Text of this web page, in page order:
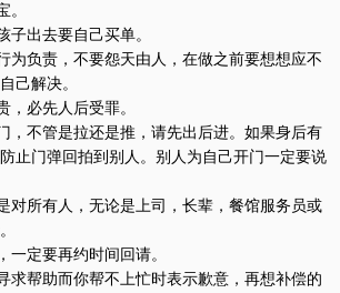
出去要自己买单。
负责，不要怨天由人，在做之前要想想应不
己解决。
必先人后受罪。
不管是拉还是推，请先出后进。如果身后有
止门弹回拍到别人。别人为自己开门一定要说
所有人，无论是上司，长辈，餐馆服务员或
定要再约时间回请。
帮助而你帮不上忙时表示歉意，再想补偿的